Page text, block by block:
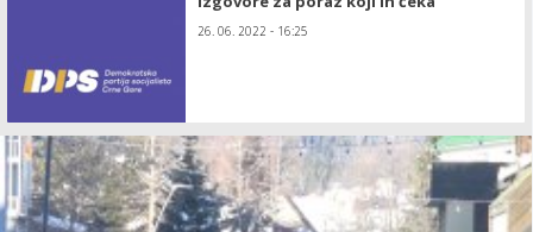
26. 06. 2022 - 16:25